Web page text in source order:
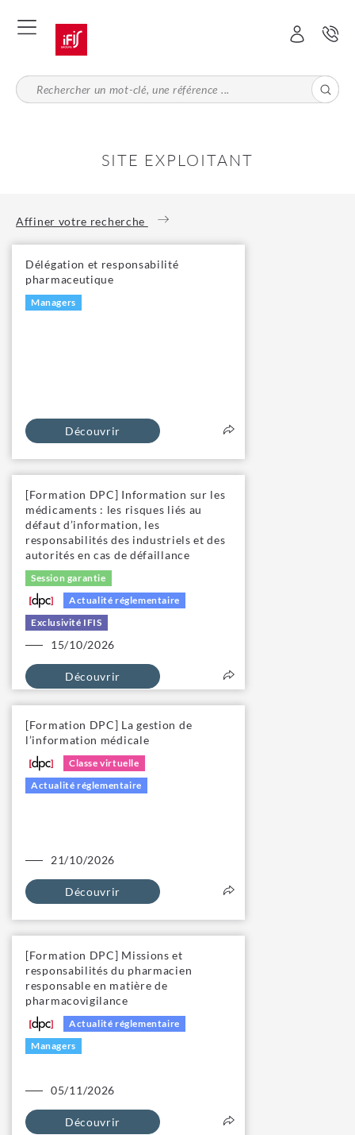
au
principal
SITE EXPLOITANT
Affiner votre recherche
Délégation et responsabilité
pharmaceutique
Managers
Découvrir
[Formation DPC] Information sur les
médicaments : les risques liés au
défaut d’information, les
responsabilités des industriels et des
autorités en cas de défaillance
Session garantie
Actualité réglementaire
Exclusivité IFIS
15/10/2026
Découvrir
[Formation DPC] La gestion de
l’information médicale
Classe virtuelle
Actualité réglementaire
21/10/2026
Découvrir
[Formation DPC] Missions et
responsabilités du pharmacien
responsable en matière de
pharmacovigilance
Actualité réglementaire
Managers
05/11/2026
Découvrir